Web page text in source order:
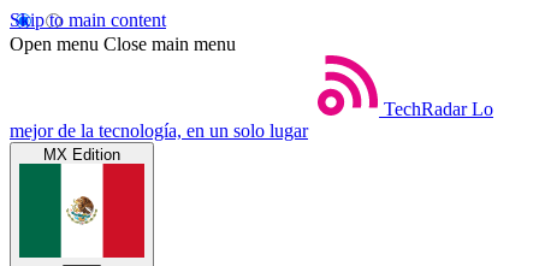
Skip to main content
Open menu Close main menu
TechRadar Lo
mejor de la tecnología, en un solo lugar
MX Edition